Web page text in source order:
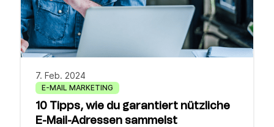
7. Feb. 2024
E-MAIL MARKETING
10 Tipps, wie du garantiert nützliche
E-Mail-Adressen sammelst